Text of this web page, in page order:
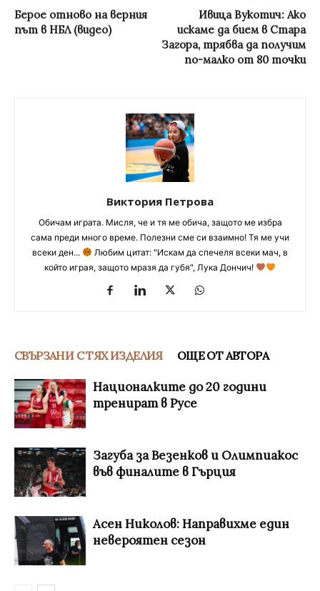
Берое отново на верния
път в НБЛ (видео)
Ивица Вукотич: Ако
искаме да бием в Стара
Загора, трябва да получим
по-малко от 80 точки
Виктория Петрова
Обичам играта. Мисля, че и тя ме обича, защото ме избра
сама преди много време. Полезни сме си взаимно! Тя ме учи
всеки ден...
Любим цитат: "Искам да спечеля всеки мач, в
който играя, защото мразя да губя", Лука Дончич!
СВЪРЗАНИ С ТЯХ ИЗДЕЛИЯ ОЩЕ ОТ АВТОРА
Националките до 20 години
тренират в Русе
Загуба за Везенков и Олимпиакос
във финалите в Гърция
Асен Николов: Направихме един
невероятен сезон